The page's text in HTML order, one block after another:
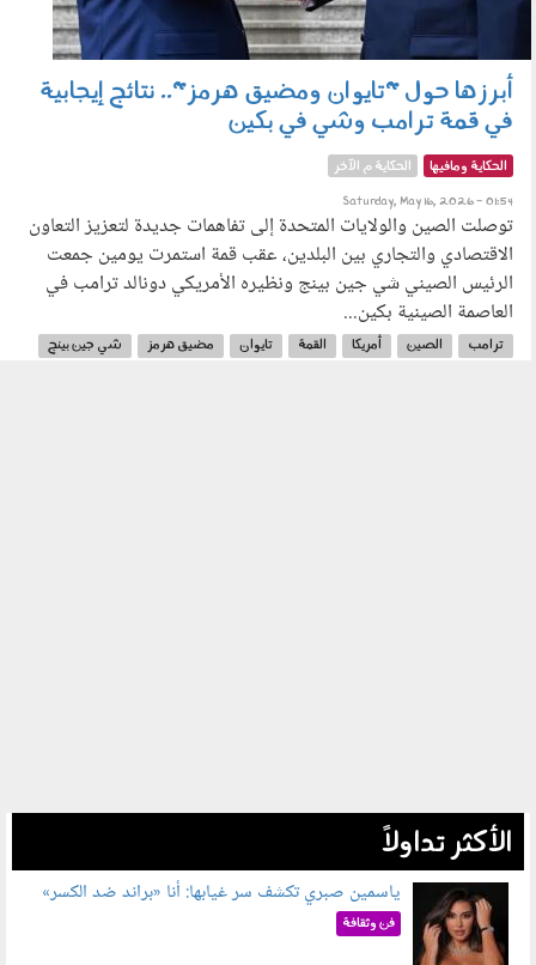
أبرزها حول "تايوان ومضيق هرمز".. نتائج إيجابية
في قمة ترامب وشي في بكين
الحكاية ومافيها الحكاية م الآخر
Saturday, May 16, 2026 - 01:54
توصلت الصين والولايات المتحدة إلى تفاهمات جديدة لتعزيز التعاون
الاقتصادي والتجاري بين البلدين، عقب قمة استمرت يومين جمعت
الرئيس الصيني شي جين بينج ونظيره الأمريكي دونالد ترامب في
العاصمة الصينية بكين...
ترامب الصين أمريكا القمة تايوان مضيق هرمز
شي جين بينج
الأكثر تداولاً
050802.jpg
ياسمين صبري تكشف سر غيابها: أنا «براند ضد الكسر»
فن وثقافة